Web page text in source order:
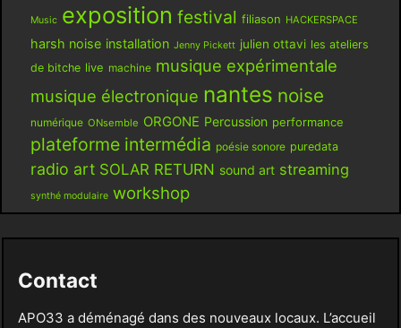
Music exposition festival filiason HACKERSPACE
harsh noise installation Jenny Pickett julien ottavi les ateliers
de bitche live machine musique expérimentale
musique électronique nantes noise
numérique ONsemble ORGONE Percussion performance
plateforme intermédia poésie sonore puredata
radio art SOLAR RETURN sound art streaming
synthé modulaire workshop
Contact
APO33 a déménagé dans des nouveaux locaux. L’accueil